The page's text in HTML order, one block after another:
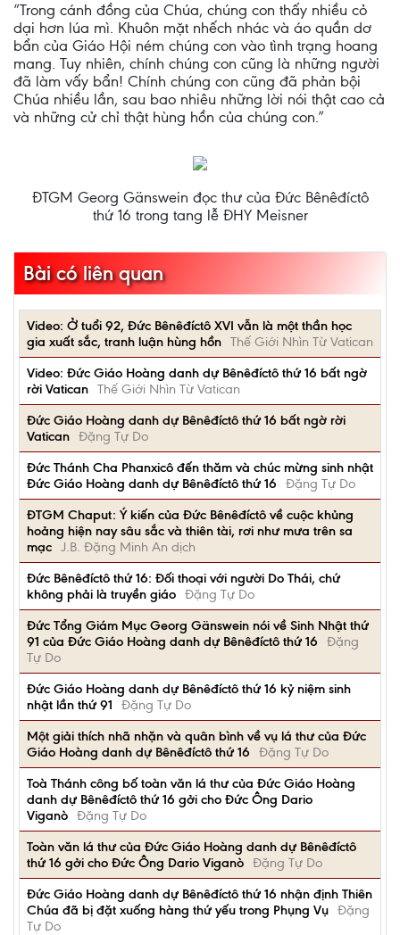
“Trong cánh đồng của Chúa, chúng con thấy nhiều cỏ
dại hơn lúa mì. Khuôn mặt nhếch nhác và áo quần dơ
bẩn của Giáo Hội ném chúng con vào tình trạng hoang
mang. Tuy nhiên, chính chúng con cũng là những người
đã làm vấy bẩn! Chính chúng con cũng đã phản bội
Chúa nhiều lần, sau bao nhiêu những lời nói thật cao cả
và những cử chỉ thật hùng hồn của chúng con.”
ĐTGM Georg Gänswein đọc thư của Đức Bênêđíctô
thứ 16 trong tang lễ ĐHY Meisner
Bài có liên quan
Video: Ở tuổi 92, Đức Bênêđíctô XVI vẫn là một thần học
gia xuất sắc, tranh luận hùng hồn Thế Giới Nhìn Từ Vatican
Video: Đức Giáo Hoàng danh dự Bênêđíctô thứ 16 bất ngờ
rời Vatican Thế Giới Nhìn Từ Vatican
Đức Giáo Hoàng danh dự Bênêđíctô thứ 16 bất ngờ rời
Vatican Đặng Tự Do
Đức Thánh Cha Phanxicô đến thăm và chúc mừng sinh nhật
Đức Giáo Hoàng danh dự Bênêđíctô thứ 16
Đặng Tự Do
ĐTGM Chaput: Ý kiến của Đức Bênêđíctô về cuộc khủng
hoảng hiện nay sâu sắc và thiên tài, rơi như mưa trên sa
mạc J.B. Đặng Minh An dịch
Đức Bênêđíctô thứ 16: Đối thoại với người Do Thái, chứ
không phải là truyền giáo Đặng Tự Do
Đức Tổng Giám Mục Georg Gänswein nói về Sinh Nhật thứ
91 của Đức Giáo Hoàng danh dự Bênêđíctô thứ 16
Đặng
Tự Do
Đức Giáo Hoàng danh dự Bênêđíctô thứ 16 kỷ niệm sinh
nhật lần thứ 91
Đặng Tự Do
Một giải thích nhã nhặn và quân bình về vụ lá thư của Đức
Giáo Hoàng danh dự Bênêđíctô thứ 16
Đặng Tự Do
Toà Thánh công bố toàn văn lá thư của Đức Giáo Hoàng
danh dự Bênêđíctô thứ 16 gởi cho Đức Ông Dario
Viganò Đặng Tự Do
Toàn văn lá thư của Đức Giáo Hoàng danh dự Bênêđíctô
thứ 16 gởi cho Đức Ông Dario Viganò Đặng Tự Do
Đức Giáo Hoàng danh dự Bênêđíctô thứ 16 nhận định Thiên
Chúa đã bị đặt xuống hàng thứ yếu trong Phụng Vụ Đặng
Tự Do